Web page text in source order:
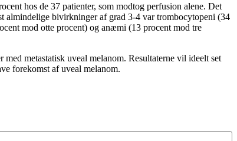
hos de 37 patienter, som modtog perfusion alene. Det
almindelige bivirkninger af grad 3-4 var trombocytopeni (34
mod otte procent) og anæmi (13 procent mod tre
metastatisk uveal melanom. Resultaterne vil ideelt set
forekomst af uveal melanom.